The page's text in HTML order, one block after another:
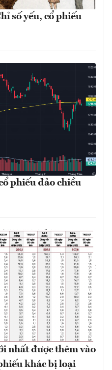
số yếu, cổ phiếu
phiếu đảo chiều
nhất được thêm vào
khác bị loại